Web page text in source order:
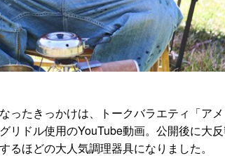
ったきっかけは、トークバラエティ「ア
リドル使⽤のYouTube動画。公開後に⼤
ほどの⼤⼈気調理器具になりました。